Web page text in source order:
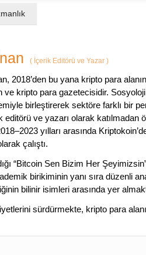
( İçerik Editörü ve Yazar )
2018’den bu yana kripto para
kripto para gazetecisidir. Sosyoloji
birleştirerek sektöre farklı bir
editörü ve yazarı olarak katılmadan
yılları arasında
çalıştı.
“Bitcoin Sen Bizim Her
birikiminin yanı sıra düzenli
bilinir isimleri arasında yer
sürdürmekte, kripto para